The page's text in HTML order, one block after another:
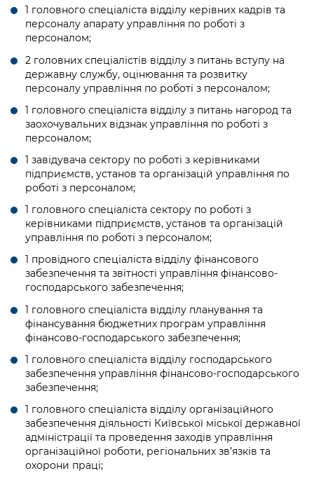
1 головного спеціаліста відділу керівних кадрів та
персоналу апарату управління по роботі з
персоналом;
2 головних спеціалістів відділу з питань вступу на
державну службу, оцінювання та розвитку
персоналу управління по роботі з персоналом;
1 головного спеціаліста відділу з питань нагород та
заохочувальних відзнак управління по роботі з
персоналом;
1 завідувача сектору по роботі з керівниками
підприємств, установ та організацій управління по
роботі з персоналом;
1 головного спеціаліста сектору по роботі з
керівниками підприємств, установ та організацій
управління по роботі з персоналом;
1 провідного спеціаліста відділу фінансового
забезпечення та звітності управління фінансово-
господарського забезпечення;
1 головного спеціаліста відділу планування та
фінансування бюджетних програм управління
фінансово-господарського забезпечення;
1 головного спеціаліста відділу господарського
забезпечення управління фінансово-господарського
забезпечення;
1 головного спеціаліста відділу організаційного
забезпечення діяльності Київської міської державної
адміністрації та проведення заходів управління
організаційної роботи, регіональних зв’язків та
охорони праці;